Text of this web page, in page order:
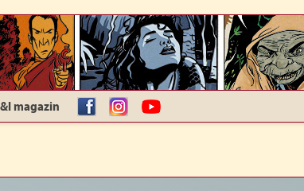
magazin facebookInstagramYouTube